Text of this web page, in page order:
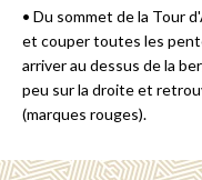
• Du sommet de la Tour
et couper toutes les
arriver au dessus de la
peu sur la droite et
(marques rouges).